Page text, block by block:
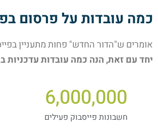
כמה עובדות על פרסום
אומרים ש"הדור החדש" פחות מתעניין
יחד עם זאת, הנה כמה עובדות עדכניות
חשבונות פייסבוק פעילים
6,000,000